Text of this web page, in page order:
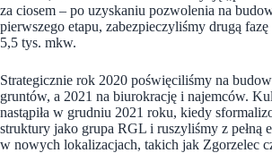
za ciosem – po uzyskaniu pozwolenia na
pierwszego etapu, zabezpieczyliśmy drugą
5,5 tys. mkw.
Strategicznie rok 2020 poświęciliśmy na
gruntów, a 2021 na biurokrację i najemców.
nastąpiła w grudniu 2021 roku, kiedy
struktury jako grupa RGL i ruszyliśmy z pełną
w nowych lokalizacjach, takich jak Zgorzelec